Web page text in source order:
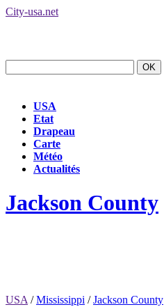
City-usa.net
USA
Etat
Drapeau
Carte
Météo
Actualités
Jackson County
USA /Mississippi /Jackson County